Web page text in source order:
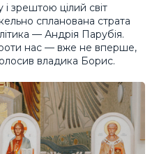
і зрештою цілий світ
спланована страта
— Андрія Парубія.
нас — вже не вперше,
владика Борис.